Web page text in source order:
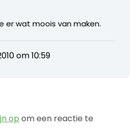
er wat moois van maken.
om 10:59
op om een reactie te